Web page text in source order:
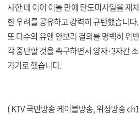
사한 데 이어 이틀 만에 탄도미사일을 재
한 우려를 공유하고 강력히 규탄했습니다.
또 다수의 유엔 안보리 결의를 명백히 위
각 중단할 것을 촉구하면서 양자·3자간
가기로 했습니다.
( KTV 국민방송 케이블방송, 위성방송